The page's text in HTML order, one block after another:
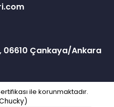
06610 Çankaya/Ankara
ile korunmaktadır.
(Chucky)